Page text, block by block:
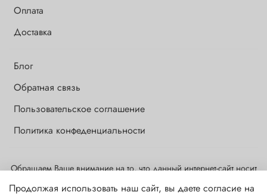
Оплата
Доставка
Блог
Обратная связь
Пользовательское соглашение
Политика конфеденциальности
Обращаем Ваше внимание на то, что данный интернет-сайт носит
Продолжая использовать наш сайт, вы даете согласие на